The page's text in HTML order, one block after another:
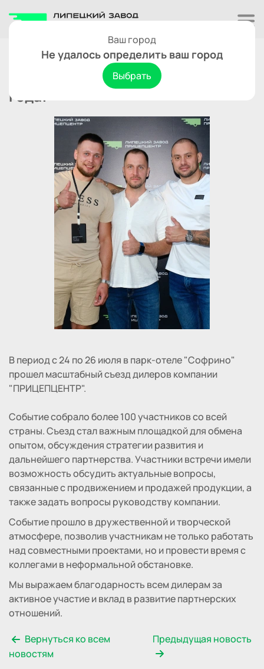
Ваш город
Не удалось определить ваш город
Выбрать
Новости
Съезд дилеров - главное событие
года!
В период с 24 по 26 июля в парк-отеле "Софрино"
прошел масштабный съезд дилеров компании
"ПРИЦЕПЦЕНТР".
Событие собрало более 100 участников со всей
страны. Съезд стал важным площадкой для обмена
опытом, обсуждения стратегии развития и
дальнейшего партнерства. Участники встречи имели
возможность обсудить актуальные вопросы,
связанные с продвижением и продажей продукции, а
также задать вопросы руководству компании.
Событие прошло в дружественной и творческой
атмосфере, позволив участникам не только работать
над совместными проектами, но и провести время с
коллегами в неформальной обстановке.
Мы выражаем благодарность всем дилерам за
активное участие и вклад в развитие партнерских
отношений.
Вернуться ко всем
новостям
Предыдущая новость